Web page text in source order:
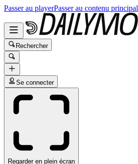
Passer au playerPasser au contenu principal
Rechercher
Se connecter
Regarder en plein écran